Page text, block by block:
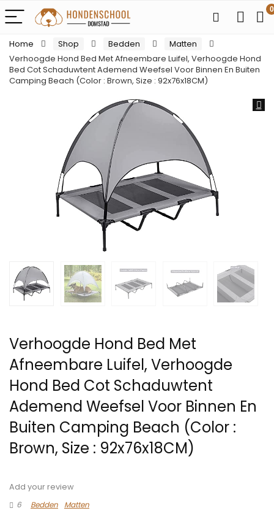
0
Home Shop Bedden
Matten
Verhoogde Hond Bed Met Afneembare Luifel, Verhoogde Hond
Bed Cot Schaduwtent Ademend Weefsel Voor Binnen En Buiten
Camping Beach (Color : Brown, Size : 92x76x18CM)
Verhoogde Hond Bed Met
Afneembare Luifel, Verhoogde
Hond Bed Cot Schaduwtent
Ademend Weefsel Voor Binnen En
Buiten Camping Beach (Color :
Brown, Size : 92x76x18CM)
Add your review
6
Bedden Matten